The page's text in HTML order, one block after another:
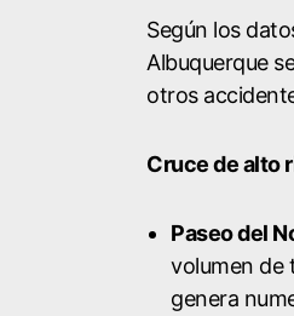
Según los
Albuquerque
otros
Cruce de alto
Paseo del
volumen de
genera